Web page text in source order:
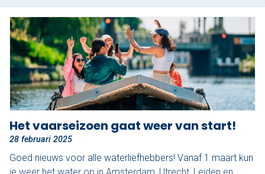
Het vaarseizoen gaat weer van start!
28 februari 2025
Goed nieuws voor alle waterliefhebbers! Vanaf 1 maart kun